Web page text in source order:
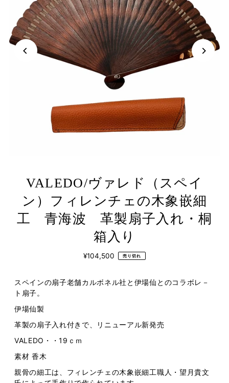
VALEDO/ヴァレド（スペイ
ン）フィレンチェの木象嵌細
工 青海波 革製扇子入れ・桐
箱入り
¥104,500 売り切れ
スペインの扇子老舗カルボネル社と伊場仙とのコラボレ－
ト扇子。
伊場仙製
革製の扇子入れ付きで、リニューアル新発売
VALEDO・・19ｃｍ
素材 香木
親骨の細工は、フィレンチェの木象嵌細工職人・望月貴文